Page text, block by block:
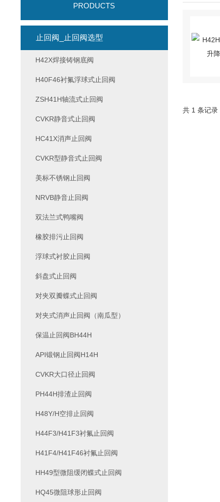
共 1 条记
PRODUCTS
止回阀_止回阀选型
H42X焊接铸钢底阀
H40F46衬氟浮球式止回阀
ZSH41H轴流式止回阀
CVKR静音式止回阀
HC41X消声止回阀
CVKR型静音式止回阀
美标不锈钢止回阀
NRVB静音止回阀
双法兰式鸭嘴阀
橡胶排污止回阀
浮球式衬胶止回阀
斜盘式止回阀
对夹双瓣蝶式止回阀
对夹式消声止回阀（南瓜型）
保温止回阀BH44H
API锻钢止回阀H14H
CVKR大口径止回阀
PH44H排渣止回阀
H48Y/H空排止回阀
H44F3/H41F3衬氟止回阀
H41F4/H41F46衬氟止回阀
HH49型微阻缓闭蝶式止回阀
HQ45微阻球形止回阀